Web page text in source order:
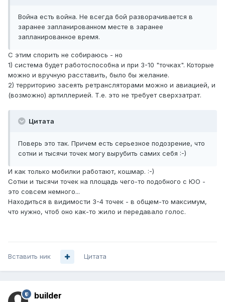
Война есть война. Не всегда бой разворачивается в
заранее запланированном месте в заранее
запланированное время.
С этим спорить не собираюсь - но
1) система будет работоспособна и при 3-10 "точках". Которые
можно и вручную расставить, было бы желание.
2) территорию засеять ретрансляторами можно и авиацией, и
(возможно) артиллерией. Т.е. это не требует сверхзатрат.
Цитата
Поверь это так. Причем есть серьезное подозрение, что
сотни и тысячи точек могу вырубить самих себя :-)
И как только мобилки работают, кошмар. :-)
Сотни и тысячи точек на площадь чего-то подобного с ЮО -
это совсем немного...
Находиться в видимости 3-4 точек - в общем-то максимум,
что нужно, чтоб оно как-то жило и передавало голос.
Вставить ник Цитата
builder